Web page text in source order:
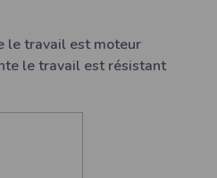
le travail est moteur
le travail est résistant